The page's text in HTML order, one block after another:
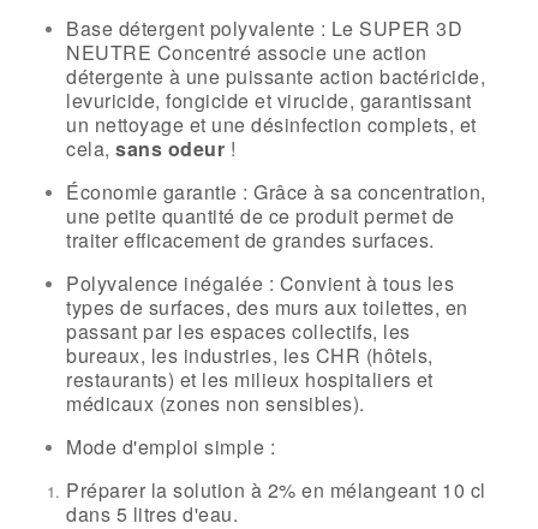
Base détergent polyvalente : Le SUPER 3D
NEUTRE Concentré associe une action
détergente à une puissante action bactéricide,
levuricide, fongicide et virucide, garantissant
un nettoyage et une désinfection complets, et
cela, sans odeur !
Économie garantie : Grâce à sa concentration,
une petite quantité de ce produit permet de
traiter efficacement de grandes surfaces.
Polyvalence inégalée : Convient à tous les
types de surfaces, des murs aux toilettes, en
passant par les espaces collectifs, les
bureaux, les industries, les CHR (hôtels,
restaurants) et les milieux hospitaliers et
médicaux (zones non sensibles).
Mode d'emploi simple :
Préparer la solution à 2% en mélangeant 10 cl
dans 5 litres d'eau.